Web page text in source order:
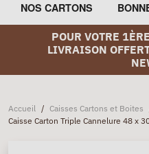
NOS CARTONS
POUR VOTRE
LIVRAISON
Accueil / Caisses Cartons et Boites
Caisse Carton Triple Cannelure 48 x